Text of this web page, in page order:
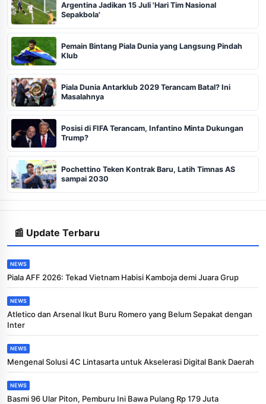
Argentina Jadikan 15 Juli 'Hari Tim Nasional
Sepakbola'
Pemain Bintang Piala Dunia yang Langsung Pindah
Klub
Piala Dunia Antarklub 2029 Terancam Batal? Ini
Masalahnya
Posisi di FIFA Terancam, Infantino Minta Dukungan
Trump?
Pochettino Teken Kontrak Baru, Latih Timnas AS
sampai 2030
📰 Update Terbaru
NEWS
Piala AFF 2026: Tekad Vietnam Habisi Kamboja demi Juara Grup
NEWS
Atletico dan Arsenal Ikut Buru Romero yang Belum Sepakat dengan
Inter
NEWS
Mengenal Solusi 4C Lintasarta untuk Akselerasi Digital Bank Daerah
NEWS
Basmi 96 Ular Piton, Pemburu Ini Bawa Pulang Rp 179 Juta